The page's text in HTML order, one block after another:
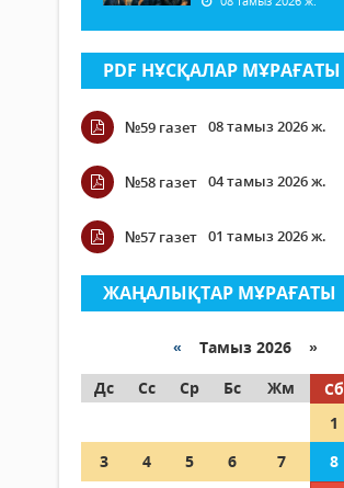
PDF НҰСҚАЛАР МҰРАҒАТЫ
№59 газет 08 тамыз 2026 ж.
№58 газет 04 тамыз 2026 ж.
№57 газет 01 тамыз 2026 ж.
ЖАҢАЛЫҚТАР МҰРАҒАТЫ
« Тамыз 2026 »
Дс
Сс Ср Бс Жм Сб
1
3
4 5 6 7 8